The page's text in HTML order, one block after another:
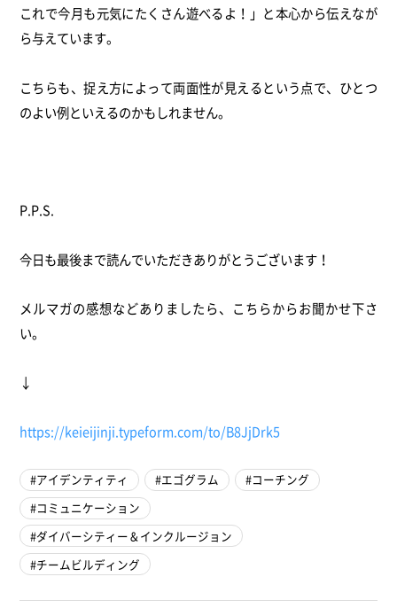
これで今月も元気にたくさん遊べるよ！」 と本心から伝えなが
ら与えています。
こちらも、捉え方によって両面性が見えるという点で、 ひとつ
のよい例といえるのかもしれません。
P.P.S.
今日も最後まで読んでいただきありがとうございます！
メルマガの感想などありましたら、こちらからお聞かせ下さ
い。
↓
https://keieijinji.typeform.com/to/B8JjDrk5
アイデンティティ エゴグラム
コーチング
コミュニケーション
ダイバーシティー＆インクルージョン
チームビルディング